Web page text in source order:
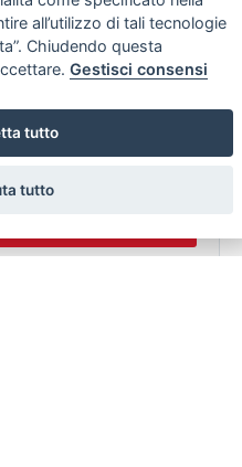
e compresol'informativa sulla
all’utilizzo di tali tecnologie
Chiudendo questa
Gestisci consensi
tutto
tutto